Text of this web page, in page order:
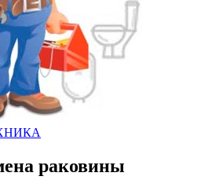
раковины